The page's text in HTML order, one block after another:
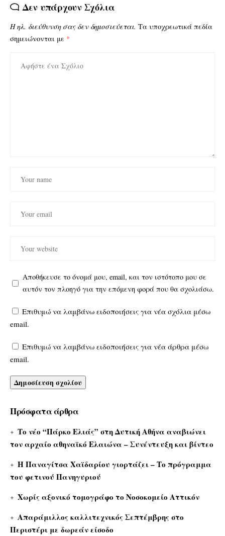
Δεν υπάρχουν Σχόλια
Η ηλ. διεύθυνση σας δεν δημοσιεύεται. Τα υποχρεωτικά πεδία
σημειώνονται με *
Αποθήκευσε το όνομά μου, email, και τον ιστότοπο μου σε
αυτόν τον πλοηγό για την επόμενη φορά που θα σχολιάσω.
Επιθυμώ να λαμβάνω ειδοποιήσεις για νέα σχόλια μέσω
email.
Επιθυμώ να λαμβάνω ειδοποιήσεις για νέα άρθρα μέσω
email.
Πρόσφατα άρθρα
Το νέο “Πάρκο Ελιάς” στη Δυτική Αθήνα αναβιώνει
τον αρχαίο αθηναϊκό Ελαιώνα – Συνέντευξη και βίντεο
Η Παναγίτσα Χαϊδαρίου γιορτάζει – Το πρόγραμμα
του φετινού Πανηγυριού
Χωρίς αξονικό τομογράφο το Νοσοκομείο Αττικόν
Απαράμιλλος καλλιτεχνικός Σεπτέμβρης στο
Περιστέρι με δωρεάν είσοδο